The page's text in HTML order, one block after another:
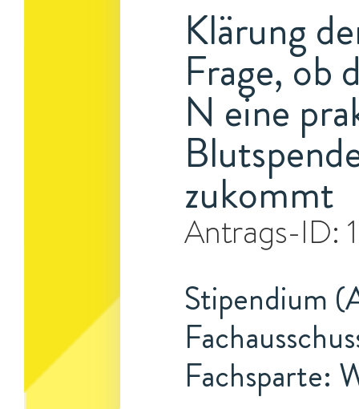
Klärung
Frage, ob
N eine
zukommt
Antrags-ID:
Stipendium
Fachsparte: